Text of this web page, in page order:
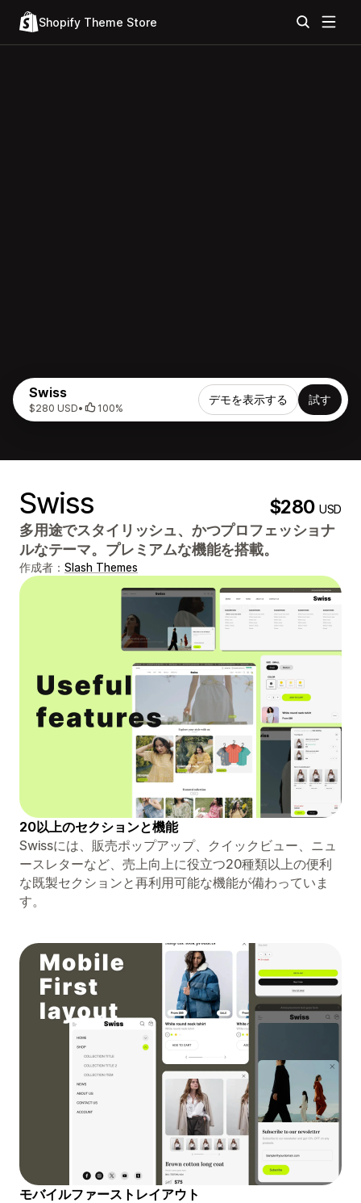
Shopify Theme Store
Swiss
$280 USD• 100%
デモを表示する 試す
Swiss $280USD
多用途でスタイリッシュ、かつプロフェッショナ
ルなテーマ。プレミアムな機能を搭載。
作成者： Slash Themes
20以上のセクションと機能
Swissには、販売ポップアップ、クイックビュー、ニュ
ースレターなど、売上向上に役立つ20種類以上の便利
な既製セクションと再利用可能な機能が備わっていま
す。
モバイルファーストレイアウト